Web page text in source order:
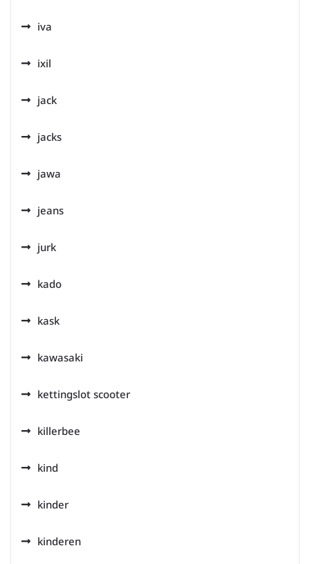
iva
ixil
jack
jacks
jawa
jeans
jurk
kado
kask
kawasaki
kettingslot scooter
killerbee
kind
kinder
kinderen